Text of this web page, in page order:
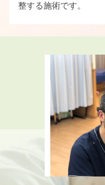
整する施術です。